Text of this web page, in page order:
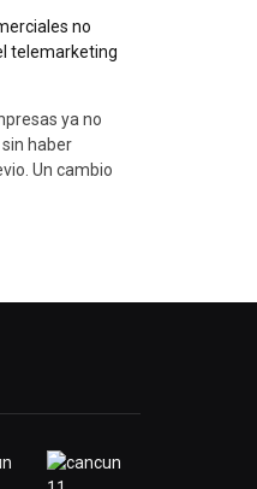
ya no
haber
Un cambio